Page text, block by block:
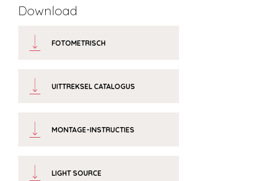
Download
FOTOMETRISCH
UITTREKSEL CATALOGUS
MONTAGE-INSTRUCTIES
LIGHT SOURCE